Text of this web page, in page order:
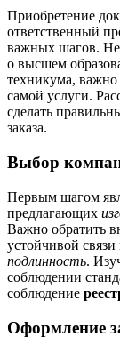
Приобретение
ответственный
важных шагов.
о высшем
техникума,
самой услуги.
сделать
заказа.
Выбор
Первым шагом
предлагающих
Важно обратить
устойчивой
подлинность.
соблюдении
соблюдение
Оформление